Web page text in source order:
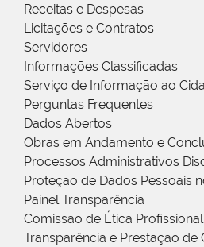
Receitas e Despesas
Licitações e Contratos
Servidores
Informações Classificadas
Serviço de Informação ao
Perguntas Frequentes
Dados Abertos
Obras em Andamento e
Processos Administrativos
Proteção de Dados Pessoais
Painel Transparência
Comissão de Ética Profissional
Transparência e Prestação de